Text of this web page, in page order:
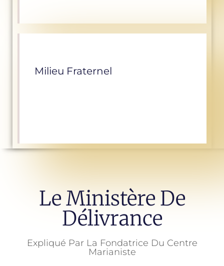
Milieu Fraternel
Le Ministère De
Délivrance
Expliqué Par La Fondatrice Du Centre
Marianiste